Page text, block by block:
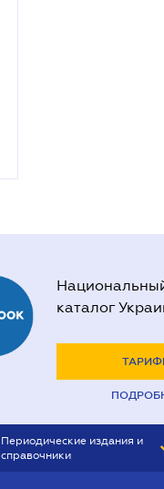
каталог
Периодические издания и
справочники